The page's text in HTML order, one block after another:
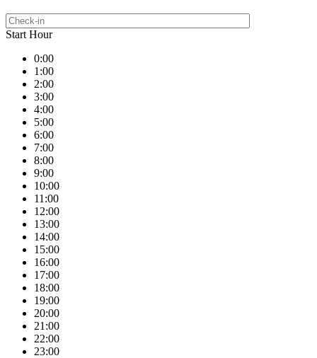
Start Hour
0:00
1:00
2:00
3:00
4:00
5:00
6:00
7:00
8:00
9:00
10:00
11:00
12:00
13:00
14:00
15:00
16:00
17:00
18:00
19:00
20:00
21:00
22:00
23:00